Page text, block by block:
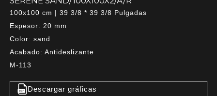
100x100 cm | 39 3/8 * 39 3/8 Pulgadas
Espesor: 20 mm
Color: sand
Acabado: Antideslizante
M-113
Descargar gráficas